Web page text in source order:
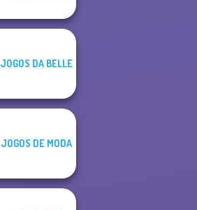
JOGOS DA BELLE
JOGOS DE MODA